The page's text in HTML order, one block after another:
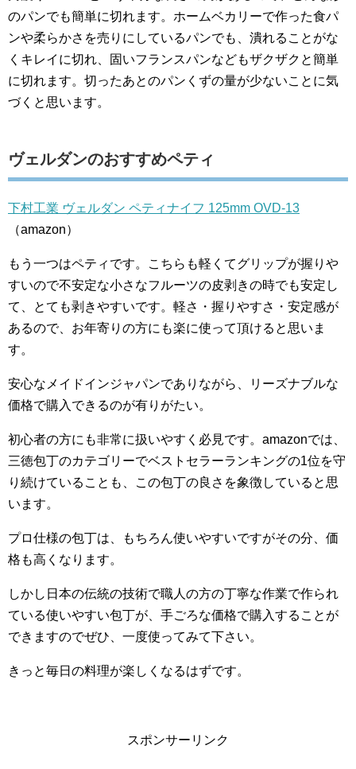
のパンでも簡単に切れます。ホームベカリーで作った食パ
ンや柔らかさを売りにしているパンでも、潰れることがな
くキレイに切れ、固いフランスパンなどもザクザクと簡単
に切れます。切ったあとのパンくずの量が少ないことに気
づくと思います。
ヴェルダンのおすすめペティ
下村工業 ヴェルダン ペティナイフ 125mm OVD-13
（amazon）
もう一つはペティです。こちらも軽くてグリップが握りや
すいので不安定な小さなフルーツの皮剥きの時でも安定し
て、とても剥きやすいです。軽さ・握りやすさ・安定感が
あるので、お年寄りの方にも楽に使って頂けると思いま
す。
安心なメイドインジャパンでありながら、リーズナブルな
価格で購入できるのが有りがたい。
初心者の方にも非常に扱いやすく必見です。amazonでは、
三徳包丁のカテゴリーでベストセラーランキングの1位を守
り続けていることも、この包丁の良さを象徴していると思
います。
プロ仕様の包丁は、もちろん使いやすいですがその分、価
格も高くなります。
しかし日本の伝統の技術で職人の方の丁寧な作業で作られ
ている使いやすい包丁が、手ごろな価格で購入することが
できますのでぜひ、一度使ってみて下さい。
きっと毎日の料理が楽しくなるはずです。
スポンサーリンク